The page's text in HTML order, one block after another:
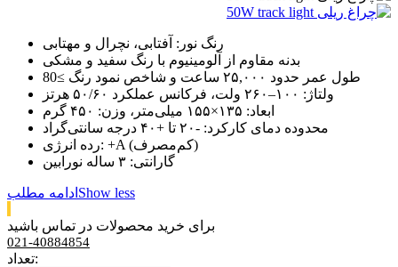
رنگ نور: آفتابی، نچرال و مهتابی
بدنه مقاوم از آلومینیوم با رنگ سفید و مشکی
طول عمر حدود ۲۵,۰۰۰ ساعت و شاخص نمود رنگ ≥80
ولتاژ: ۱۰۰–۲۶۰ ولت، فرکانس عملکرد ۵۰/۶۰ هرتز
ابعاد: ۱۳۵×۱۵۵ میلی‌متر، وزن: ۴۵۰ گرم
محدوده دمای کارکرد: -۲۰ تا +۴۰ درجه سانتی‌گراد
رده انرژی: +A (کم‌مصرف)
گارانتی: ۳ ساله نورابین
ادامه مطلب Show less
برای خرید محصولات در تماس باشید
021-40884854
تعداد: